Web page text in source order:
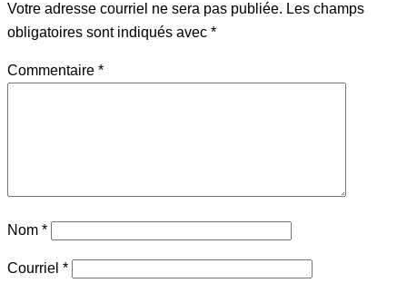
Votre adresse courriel ne sera pas publiée. Les champs
obligatoires sont indiqués avec *
Commentaire *
Nom *
Courriel *